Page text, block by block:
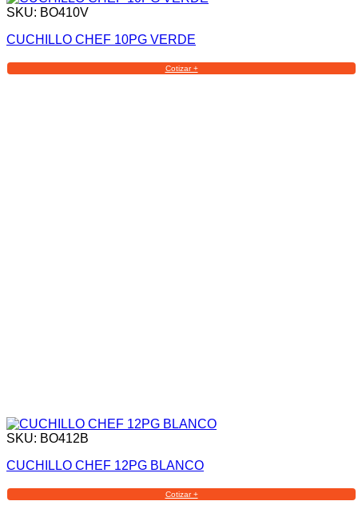
SKU: BO410V
CUCHILLO CHEF 10PG VERDE
Cotizar +
SKU: BO412B
CUCHILLO CHEF 12PG BLANCO
Cotizar +